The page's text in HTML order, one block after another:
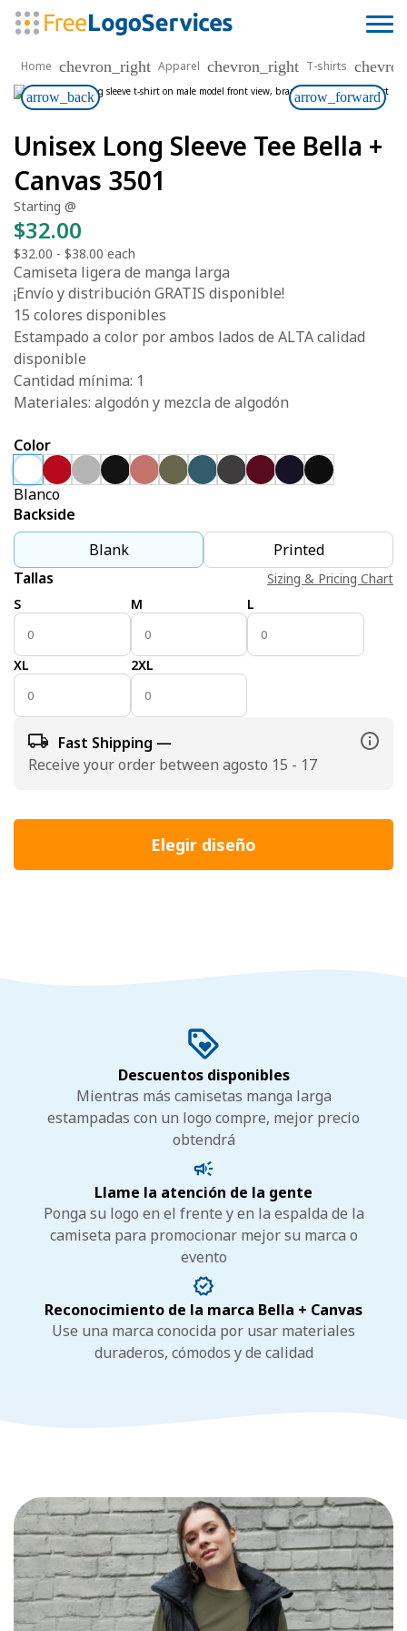
Home chevron_right Apparel chevron_right T-shirts
arrow_back arrow_forward
Unisex Long Sleeve Tee Bella +
Canvas 3501
Starting @
$32.00
$32.00 - $38.00 each
Camiseta ligera de manga larga
¡Envío y distribución GRATIS disponible!
15 colores disponibles
Estampado a color por ambos lados de ALTA calidad
disponible
Cantidad mínima: 1
Materiales: algodón y mezcla de algodón
Color
Blanco
Backside
Blank
Printed
Tallas
Sizing & Pricing Chart
S
M L
XL 2XL
Fast Shipping —
Receive your order between agosto 15 - 17
Elegir diseño
Descuentos disponibles
Mientras más camisetas manga larga
estampadas con un logo compre, mejor precio
obtendrá
Llame la atención de la gente
Ponga su logo en el frente y en la espalda de la
camiseta para promocionar mejor su marca o
evento
Reconocimiento de la marca Bella + Canvas
Use una marca conocida por usar materiales
duraderos, cómodos y de calidad